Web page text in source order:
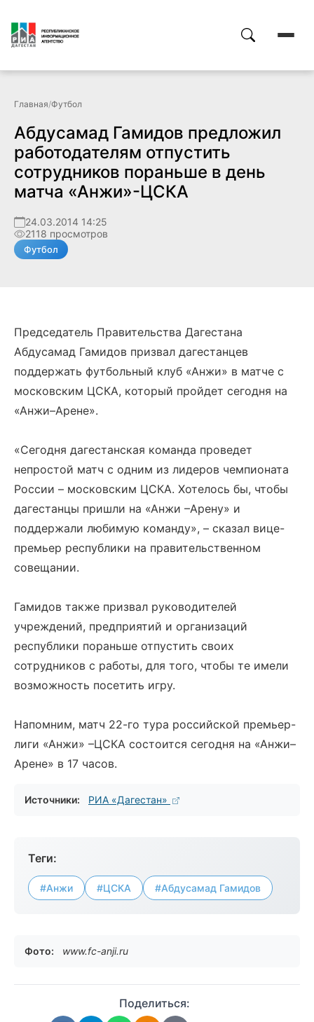
Главная/Футбол
Абдусамад Гамидов предложил
работодателям отпустить
сотрудников пораньше в день
матча «Анжи»-ЦСКА
24.03.2014 14:25
2118 просмотров
Футбол
Председатель Правительства Дагестана
Абдусамад Гамидов призвал дагестанцев
поддержать футбольный клуб «Анжи» в матче с
московским ЦСКА, который пройдет сегодня на
«Анжи–Арене».
«Сегодня дагестанская команда проведет
непростой матч с одним из лидеров чемпионата
России – московским ЦСКА. Хотелось бы, чтобы
дагестанцы пришли на «Анжи –Арену» и
поддержали любимую команду», – сказал вице-
премьер республики на правительственном
совещании.
Гамидов также призвал руководителей
учреждений, предприятий и организаций
республики пораньше отпустить своих
сотрудников с работы, для того, чтобы те имели
возможность посетить игру.
Напомним, матч 22-го тура российской премьер-
лиги «Анжи» –ЦСКА состоится сегодня на «Анжи–
Арене» в 17 часов.
Источники: РИА «Дагестан»
Теги:
#Анжи #ЦСКА #Абдусамад Гамидов
Фото: www.fc-anji.ru
Поделиться: